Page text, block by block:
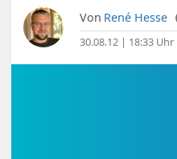
Von René Hesse
30.08.12 | 18:33 Uhr